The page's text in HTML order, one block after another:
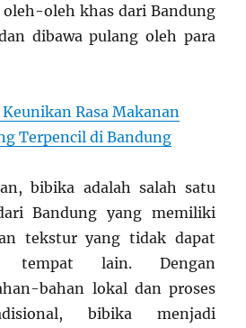
oleh-oleh khas dari Bandung
dibawa pulang oleh para
Rasa Makanan
Terpencil di Bandung
bibika adalah salah satu
Bandung yang memiliki
tekstur yang tidak dapat
tempat lain. Dengan
bahan lokal dan proses
bibika menjadi